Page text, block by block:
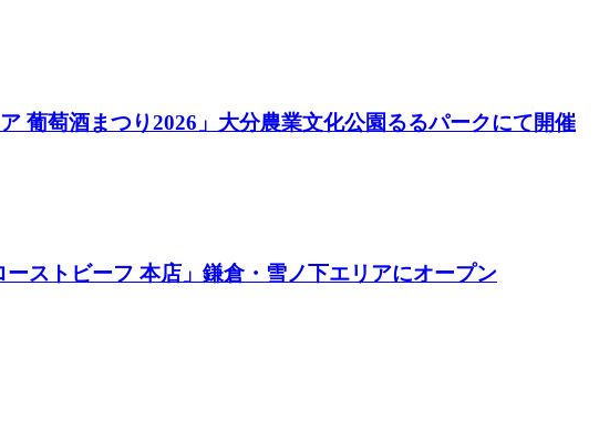
葡萄酒まつり2026」大分農業文化公園るるパークにて開催
ストビーフ 本店」鎌倉・雪ノ下エリアにオープン